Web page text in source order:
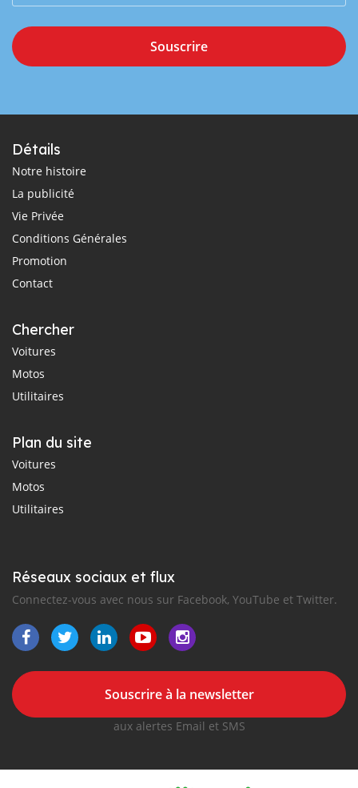
Souscrire
Détails
Notre histoire
La publicité
Vie Privée
Conditions Générales
Promotion
Contact
Chercher
Voitures
Motos
Utilitaires
Plan du site
Voitures
Motos
Utilitaires
Réseaux sociaux et flux
Connectez-vous avec nous sur Facebook, YouTube et Twitter.
Souscrire à la newsletter
aux alertes Email et SMS